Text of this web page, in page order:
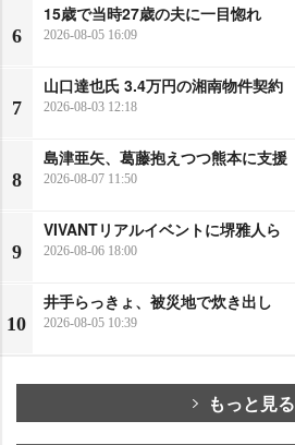
6
15歳で当時27歳の夫に一目惚れ
2026-08-05 16:09
7
山口達也氏 3.4万円の湘南物件契約
2026-08-03 12:18
8
島津亜矢、葛藤抱えつつ熊本に支援
2026-08-07 11:50
9
VIVANTリアルイベントに堺雅人ら
2026-08-06 18:00
10
井手らっきょ、被災地で炊き出し
2026-08-05 10:39
もっと見る